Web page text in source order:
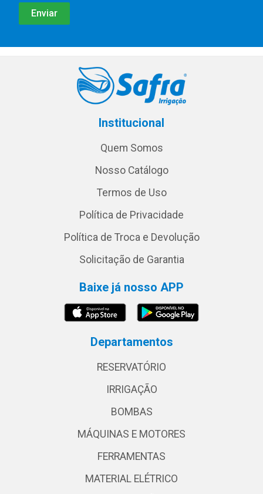
Institucional
Quem Somos
Nosso Catálogo
Termos de Uso
Política de Privacidade
Política de Troca e Devolução
Solicitação de Garantia
Baixe já nosso APP
Departamentos
RESERVATÓRIO
IRRIGAÇÃO
BOMBAS
MÁQUINAS E MOTORES
FERRAMENTAS
MATERIAL ELÉTRICO